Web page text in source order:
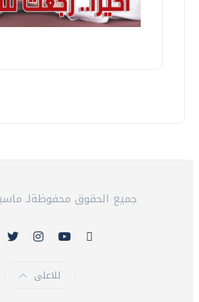
© 2026 جميع الحقوق محفوظةلـ
للاعلى